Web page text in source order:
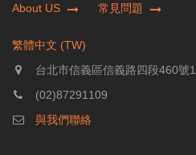
About US 常見問題
繁體中文 (TW)
台北市信義區信義路四段460號
(02)87291109
與我們聯絡